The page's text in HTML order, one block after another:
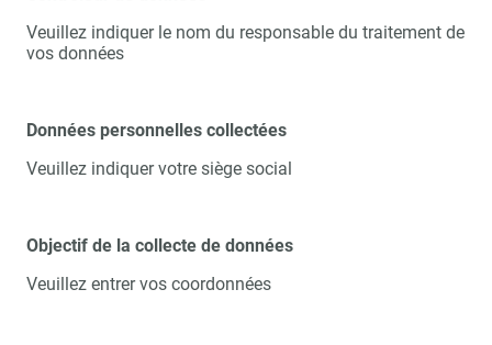
Veuillez indiquer le nom du responsable du traitement de
vos données
Données personnelles collectées
Veuillez indiquer votre siège social
Objectif de la collecte de données
Veuillez entrer vos coordonnées